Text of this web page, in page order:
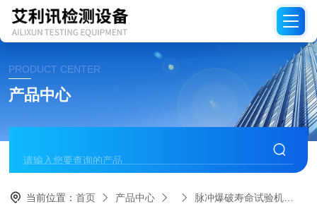
PRODUCT CENTER
产品中心
当前位置：首页 产品中心 脉冲爆破寿命试验机